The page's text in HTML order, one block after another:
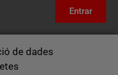
Entrar
de dades